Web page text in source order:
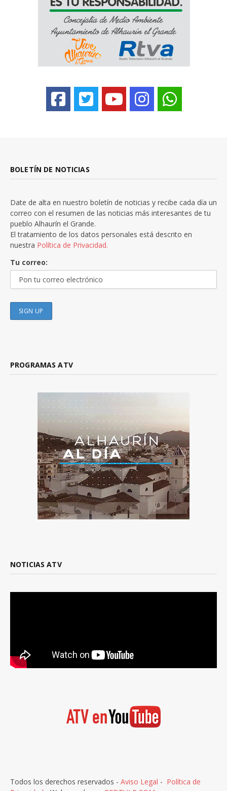
BOLETÍN DE NOTICIAS
Date de alta en nuestro boletín de noticias y recibe cada día un
correo con el resumen de las noticias más interesantes de tu
pueblo Alhaurín el Grande.
El tratamiento de los datos personales está descrito en
nuestra Política de Privacidad.
Tu correo:
PROGRAMAS ATV
NOTICIAS ATV
Todos los derechos reservados - Aviso Legal - Política de